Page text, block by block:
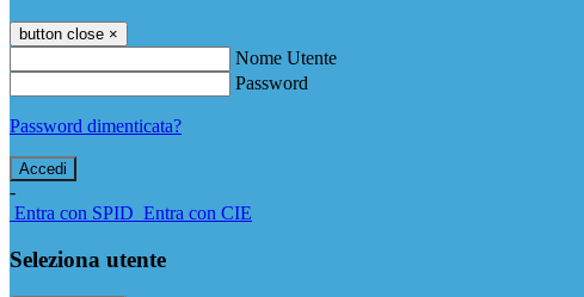
button close ×
Nome Utente
Password
Password dimenticata?
-
Entra con SPID Entra con CIE
Seleziona utente